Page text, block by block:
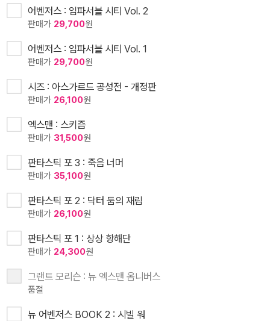
어벤저스 : 임파서블 시티 Vol. 2
판매가 29,700원
어벤저스 : 임파서블 시티 Vol. 1
판매가 29,700원
시즈 : 아스가르드 공성전 - 개정판
판매가 26,100원
엑스맨 : 스키즘
판매가 31,500원
판타스틱 포 3 : 죽음 너머
판매가 35,100원
판타스틱 포 2 : 닥터 둠의 재림
판매가 26,100원
판타스틱 포 1 : 상상 항해단
판매가 24,300원
그랜트 모리슨 : 뉴 엑스맨 옴니버스
품절
뉴 어벤저스 BOOK 2 : 시빌 워